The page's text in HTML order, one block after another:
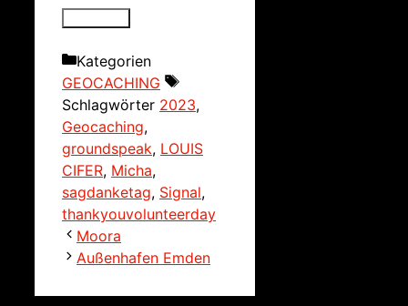
Kategorien
GEOCACHING
Schlagwörter 2023,
Geocaching,
groundspeak, LOUIS
CIFER, Micha,
sagdanketag, Signal,
thankyouvolunteerday
Moora
Außenhafen Emden